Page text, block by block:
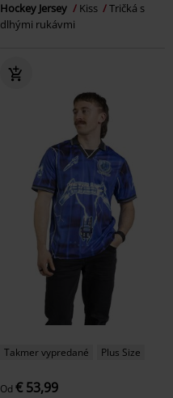
Hockey Jersey Kiss
Tričká s
dlhými rukávmi
Takmer vypredané Plus Size
Od € 53,99